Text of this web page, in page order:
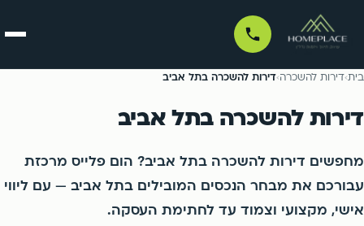
בית
דירות למכירה
דירות להשכרה לפי עיר
בית›דירות להשכרה›דירות להשכרה בתל אביב
דירות להשכרה בתל אביב
מחפשים דירות להשכרה בתל אביב? הום פלייס מרכזת
עבורכם את מבחר הנכסים המובילים בתל אביב — עם ליווי
אישי, מקצועי וצמוד עד לחתימת העסקה.